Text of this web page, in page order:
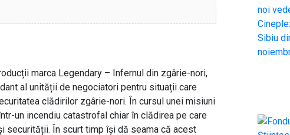
marca Legendary – Infernul din zgârie-nori,
al unității de negociatori pentru situații care
clădirilor zgârie-nori. În cursul unei misiuni
un incendiu catastrofal chiar în clădirea pe care
securității. În scurt timp își dă seama că acest